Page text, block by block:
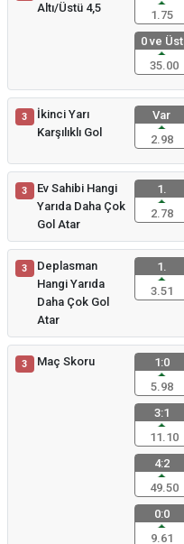
Altı/Üstü 4,5
1.75
0 ve Üst
35.00
3
İkinci Yarı
Karşılıklı Gol
Var
2.98
3
Ev Sahibi Hangi
Yarıda Daha Çok
Gol Atar
1.
2.78
3
Deplasman
Hangi Yarıda
Daha Çok Gol
Atar
1.
3.51
3 Maç Skoru
1:0
5.98
3:1
11.10
4:2
49.50
0:0
9.61